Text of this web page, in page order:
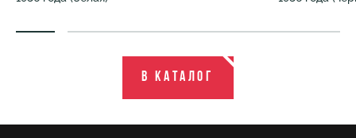
В каталог